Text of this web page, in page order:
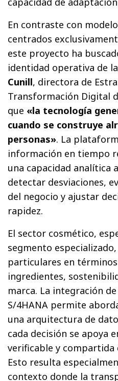
En contraste con
centrados
este proyecto ha
identidad operativa de
Cunill, directora de
Transformación Digital
que «la tecnología
cuando se construye
personas». La
información en tiempo
una capacidad analítica
detectar desviaciones,
del negocio y ajustar
rapidez.
El sector cosmético,
segmento
particulares en
ingredientes,
marca. La integración
S/4HANA permite
una arquitectura de
cada decisión se apoya
verificable y
Esto resulta
contexto donde la